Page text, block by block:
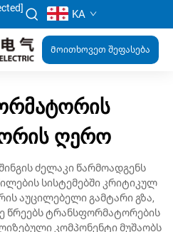
KA
Მოითხოვეთ შეფასება
ღერო
ძელაკი წარმოადგენს
სისტემებში კრიტიკულ
აუცილებელი გამტარი გზა,
წრეებს ტრანსფორმატორების
კომპონენტი მუშაობს